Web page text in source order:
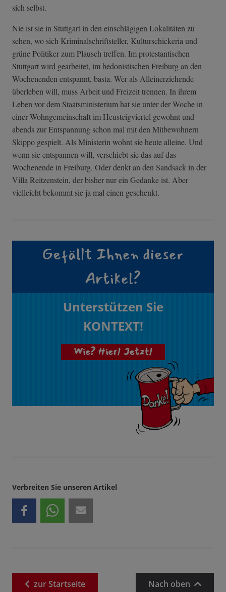
sich selbst.
Nie ist sie in Stuttgart in den einschlägigen Lokalitäten zu
sehen, wo sich Kriminalschriftsteller, Kulturschickeria und
grüne Politiker zum Plausch treffen. Im protestantischen
Stuttgart wird gearbeitet, im hedonistischen Freiburg an den
Wochenenden entspannt, basta. Wer als Alleinerziehende
überleben will, muss Arbeit und Freizeit trennen. In ihrem
Leben vor dem Staatsministerium hat sie unter der Woche in
einer Wohngemeinschaft im Heusteigviertel gewohnt und
abends zur Entspannung schon mal mit den Mitbewohnern
Skippo gespielt. Als Ministerin wohnt sie heute alleine. Und
wenn sie entspannen will, verschiebt sie das auf das
Wochenende in Freiburg. Oder denkt an den Sandsack in der
Villa Reitzenstein, der bisher nur ein Gedanke ist. Aber
vielleicht bekommt sie ja mal einen geschenkt.
Gefällt Ihnen dieser
Artikel?
Unterstützen Sie
KONTEXT!
Wie? Hier! Jetzt!
Verbreiten Sie unseren Artikel
zurStartseite Nach oben